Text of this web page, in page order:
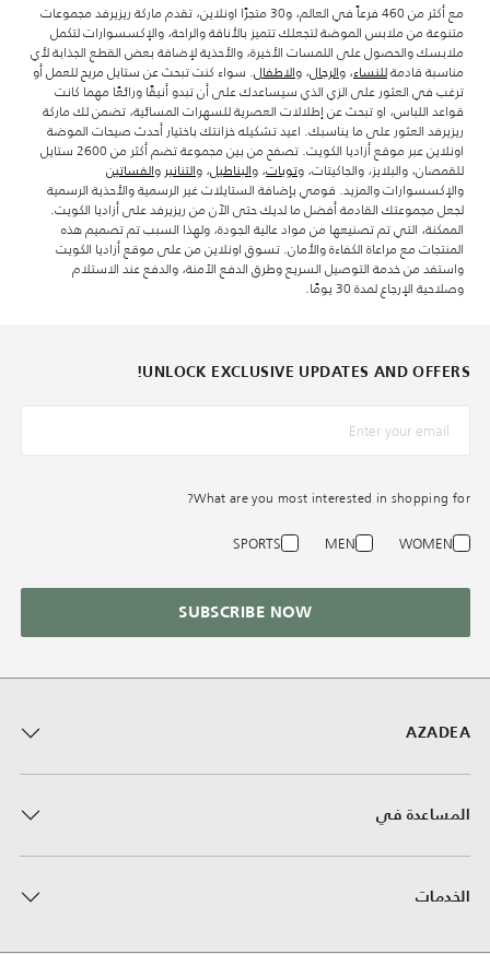
مع أكثر من 460 فرعاً في العالم، و30 متجرًا اونلاين، تقدم ماركة ريزيرفد مجموعات
متنوعة من ملابس الموضة لتجعلك تتميز بالأناقة والراحة، والإكسسوارات لتكمل
ملابسك والحصول على اللمسات الأخيرة، والأحذية لإضافة بعض القطع الجذابة لأي
مناسبة قادمةللنساء، والرجال، والاطفال. سواء كنت تبحث عن ستايل مريح للعمل أو
ترغب في العثور على الزي الذي سيساعدك على أن تبدو أنيقًا ورائعًا مهما كانت
قواعد اللباس، او تبحث عن إطلالات العصرية للسهرات المسائية، تضمن لك ماركة
ريزيرفد العثور على ما يناسبك. اعيد تشكيله خزانتك باختيار أحدث صيحات الموضة
اونلاين عبر موقع أزاديا الكويت. تصفح من بين مجموعة تضم أكثر من 2600 ستايل
للقمصان، والبلايز، والجاكيتات، وتوبات، والبناطيل، والتنانير والفساتين
والإكسسوارات والمزيد. قومي بإضافة الستايلات غير الرسمية والأحذية الرسمية
لجعل مجموعتك القادمة أفضل ما لديك حتى الآن من ريزيرفد على أزاديا الكويت.
الممكنة، التي تم تصنيعها من مواد عالية الجودة، ولهذا السبب تم تصميم هذه
المنتجات مع مراعاة الكفاءة والأمان. تسوق اونلاين من على موقع أزاديا الكويت
واستفد من خدمة التوصيل السريع وطرق الدفع الاَمنة، والدفع عند الاستلام
وصلاحية الإرجاع لمدة 30 يومًا.
AZADEA
المساعدة في
الخدمات
UNLOCK EXCLUSIVE UPDATES AND OFFERS!
What are you most interested in shopping for?
WOMEN
MEN
SPORTS
SUBSCRIBE NOW